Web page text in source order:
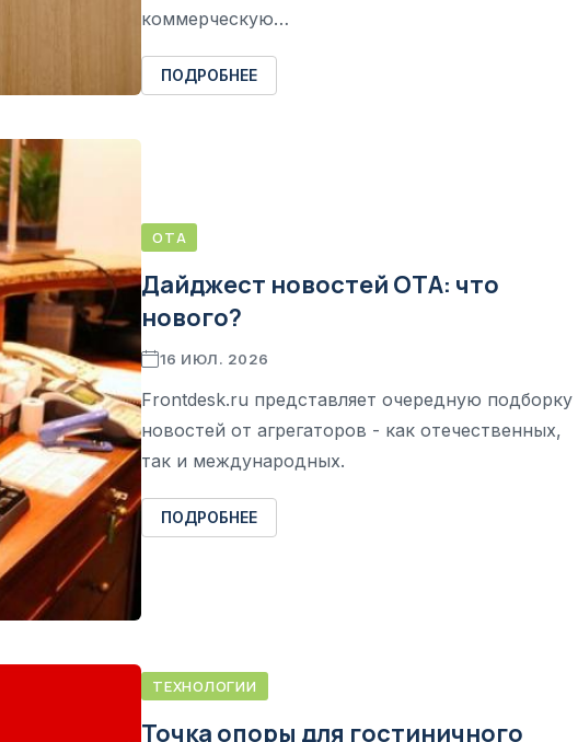
коммерческую…
ПОДРОБНЕЕ
ОТА
Дайджест новостей ОТА: что
нового?
16 ИЮЛ. 2026
Frontdesk.ru представляет очередную подборку
новостей от агрегаторов - как отечественных,
так и международных.
ПОДРОБНЕЕ
ТЕХНОЛОГИИ
Точка опоры для гостиничного